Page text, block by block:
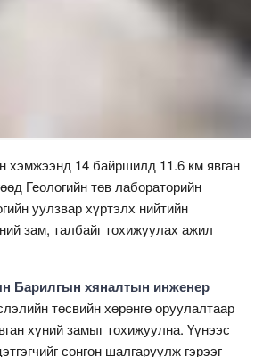
хэмжээнд 14 байршилд 11.6 км явган
Геологийн төв лабораторийн
уулзвар хүртэлх нийтийн
зам, талбайг тохижуулах ажил
Барилгын хяналтын инженер
төсвийн хөрөнгө оруулалтаар
хүний замыг тохижуулна. Үүнээс
сонгон шалгаруулж гэрээг